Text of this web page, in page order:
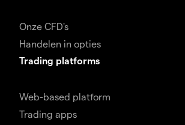
Onze CFD's
Handelen in opties
Trading platforms
Web-based platform
Trading apps